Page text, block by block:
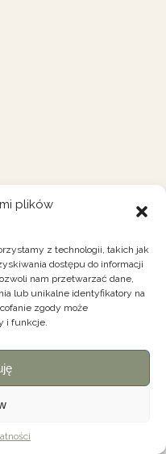
plików
z technologii, takich jak
dostępu do informacji
nam przetwarzać dane,
lub unikalne identyfikatory na
zgody może
i funkcje.